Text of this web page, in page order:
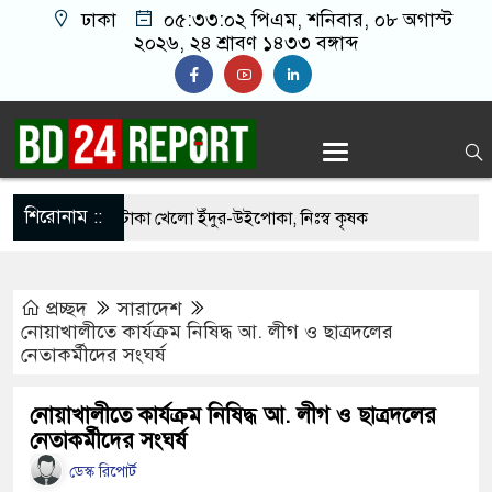
ঢাকা ০৫:৩৩:০৩ পিএম, শনিবার, ০৮ অগাস্ট
২০২৬, ২৪ শ্রাবণ ১৪৩৩ বঙ্গাব্দ
শিরোনাম ::
২ লাখ টাকা খেলো ইঁদুর-উইপোকা, নিঃস্ব কৃষক
মুসলিম দেশগুলোকে তাদের বিরুদ্ধে ঐক্যবদ্ধ
প্রতিরক্ষামন্ত্রী
বাজি রেখে বাংলাদেশকে নতুন করে স্বাধীন
প্রচ্ছদ
সারাদেশ
নোয়াখালীতে কার্যক্রম নিষিদ্ধ আ. লীগ ও ছাত্রদলের
নেতাকর্মীদের সংঘর্ষ
নোয়াখালীতে কার্যক্রম নিষিদ্ধ আ. লীগ ও ছাত্রদলের
নেতাকর্মীদের সংঘর্ষ
ডেস্ক রিপোর্ট